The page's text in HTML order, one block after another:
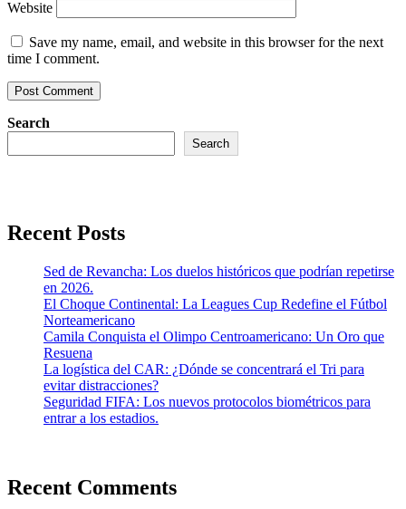
Website
Save my name, email, and website in this browser for the next
time I comment.
Search
Search
Recent Posts
Sed de Revancha: Los duelos históricos que podrían repetirse
en 2026.
El Choque Continental: La Leagues Cup Redefine el Fútbol
Norteamericano
Camila Conquista el Olimpo Centroamericano: Un Oro que
Resuena
La logística del CAR: ¿Dónde se concentrará el Tri para
evitar distracciones?
Seguridad FIFA: Los nuevos protocolos biométricos para
entrar a los estadios.
Recent Comments